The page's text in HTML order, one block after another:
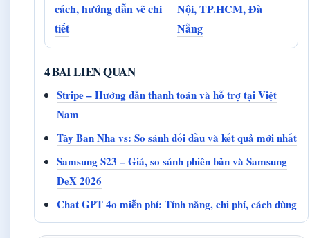
cách, hướng dẫn vẽ chi
tiết
Nội, TP.HCM, Đà
Nẵng
4 BAI LIEN QUAN
Stripe – Hướng dẫn thanh toán và hỗ trợ tại Việt
Nam
Tây Ban Nha vs: So sánh đối đầu và kết quả mới nhất
Samsung S23 – Giá, so sánh phiên bản và Samsung
DeX 2026
Chat GPT 4o miễn phí: Tính năng, chi phí, cách dùng